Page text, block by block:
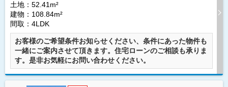
土地：52.41m²
建物：108.84m²
間取：4LDK
お客様のご希望条件お知らせください、条件にあった物件も
一緒にご案内させて頂きます。住宅ローンのご相談も承りま
す。是非お気軽にお問い合わせください。